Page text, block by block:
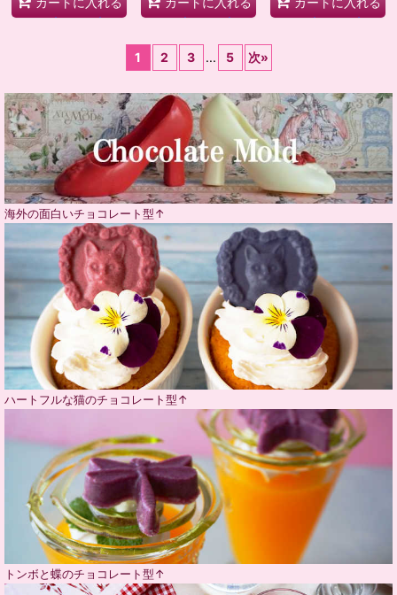
1 2 3 ... 5 次»
海外の面白いチョコレート型↑
ハートフルな猫のチョコレート型↑
トンボと蝶のチョコレート型↑